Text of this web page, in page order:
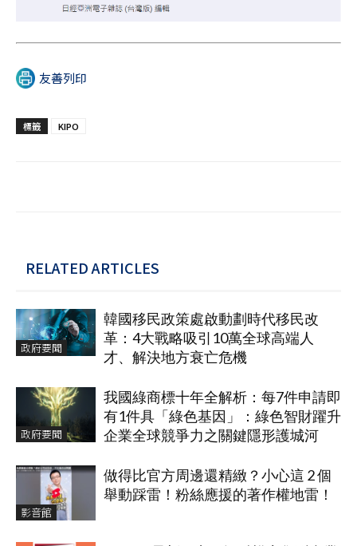
友善列印
標籤 KIPO
RELATED ARTICLES
政府要聞
韓國移民政策處啟動劃時代移民改
革：4大戰略吸引10萬全球高端人
才、解決地方衰亡危機
政府要聞
我國綠商標十年全解析：每7件申請即
有1件具「綠色基因」：綠色智財躍升
企業全球競爭力之關鍵隱形護城河
影音館
做得比官方周邊還精緻？小心這 2 個
舉動踩雷！粉絲應援的著作權地雷！